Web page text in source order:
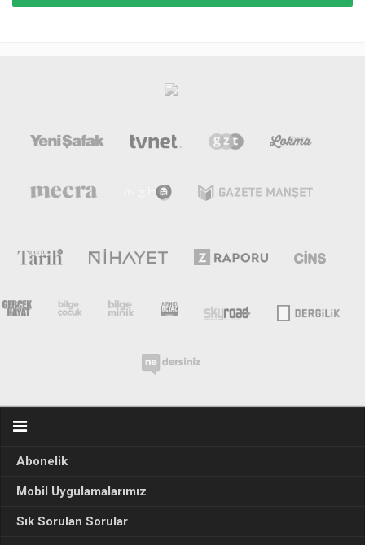
Abonelik
Mobil Uygulamalarımız
Sık Sorulan Sorular